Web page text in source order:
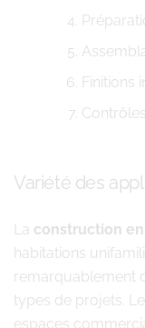
Finitions
Variété des
La construction
habitations
remarquablement
types de projets.
espaces